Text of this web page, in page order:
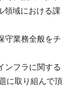
領域における課
守業務全般をチ
ンフラに関する
に取り組んで頂